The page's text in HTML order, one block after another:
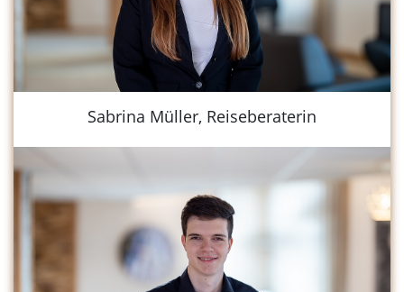
Sabrina Müller, Reiseberaterin